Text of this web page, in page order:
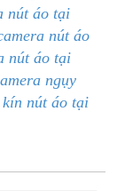
nút áo tại
nút áo
nút áo tại
ngụy
nút áo tại